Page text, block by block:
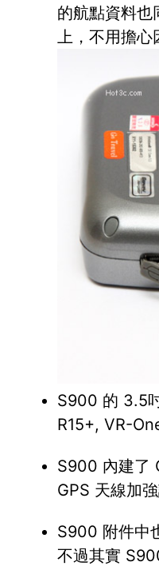
的航點資料也
上，不用擔心
S900 的 3.5
R15+, VR-
S900 內建了
GPS 天線加強
S900 附件中
不過其實